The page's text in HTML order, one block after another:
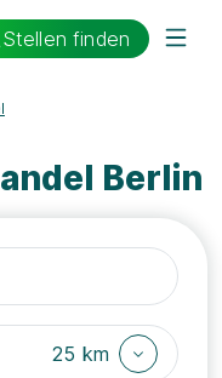
Stellen finden
Berlin
25 km